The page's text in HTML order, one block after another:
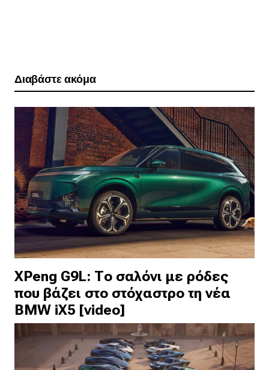
Διαβάστε ακόμα
XPeng G9L: Το σαλόνι με ρόδες
που βάζει στο στόχαστρο τη νέα
BMW iX5 [video]